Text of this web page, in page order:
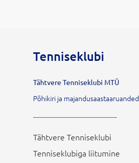
Tenniseklubi
Tähtvere Tenniseklubi MTÜ
Põhikiri ja majandusaastaaruanded
Tähtvere Tenniseklubi
Tenniseklubiga liitumine